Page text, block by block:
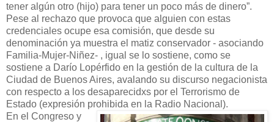
tener algún otro (hijo) para tener un poco más de dinero”.
Pese al rechazo que provoca que alguien con estas
credenciales ocupe esa comisión, que desde su
denominación ya muestra el matiz conservador - asociando
Familia-Mujer-Niñez- , igual se lo sostiene, como se
sostiene a Darío Lopérfido en la gestión de la cultura de la
Ciudad de Buenos Aires, avalando su discurso negacionista
con respecto a los desaparecidxs por el Terrorismo de
Estado (expresión prohibida en la Radio Nacional).
En el Congreso y